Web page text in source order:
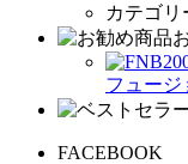
カテゴリ
フュージ
FACEBOOK